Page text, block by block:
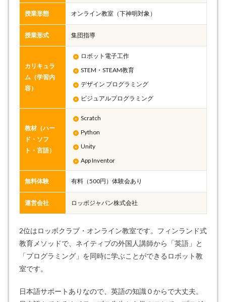
授業形態 オンライン教室（下神明対象）
授業形式 集団指導
カリキュラ
ム（学習内
容）
ロボット電子工作
STEM・STEAM教育
デザイン プログラミング
ビジュアルプログラミング
教材（ハー
ド・ソフ
ト・言語）
Scratch
Python
Unity
App Inventor
無料体験 有料（500円）体験会あり
運営会社 ロッボジャパン株式会社
2位はロッボクラブ・オンライン教室です。フィンランド式
教育メソッドで、ネイティブの外国人講師から「英語」と
「プログラミング」を同時に学ぶことができるロボット教
室です。
日本語サポートありなので、英語の知識０からで大丈夫。